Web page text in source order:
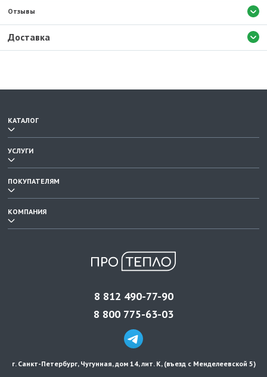
Доставка
Отзывы
КАТАЛОГ
УСЛУГИ
ПОКУПАТЕЛЯМ
КОМПАНИЯ
8 812 490-77-90
8 800 775-63-03
г. Санкт-Петербург, Чугунная, дом 14, лит. К, (въезд с Менделеевской 5)